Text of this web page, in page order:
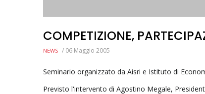
COMPETIZIONE,
NEWS / 06 Maggio 2005
Seminario organizzato da Aisri e Istituto di
Previsto l'intervento di Agostino Megale,